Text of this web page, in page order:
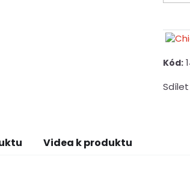
Kód:
Sdílet
Videa k produktu